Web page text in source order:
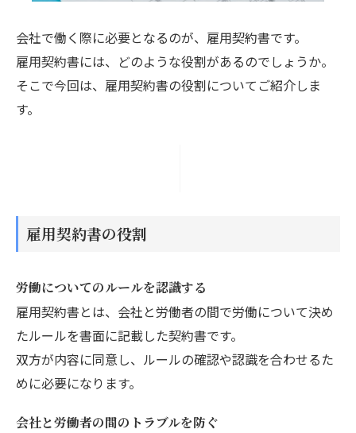
会社で働く際に必要となるのが、雇用契約書です。
雇用契約書には、どのような役割があるのでしょうか。
そこで今回は、雇用契約書の役割についてご紹介しま
す。
雇用契約書の役割
労働についてのルールを認識する
雇用契約書とは、会社と労働者の間で労働について決め
たルールを書面に記載した契約書です。
双方が内容に同意し、ルールの確認や認識を合わせるた
めに必要になります。
会社と労働者の間のトラブルを防ぐ